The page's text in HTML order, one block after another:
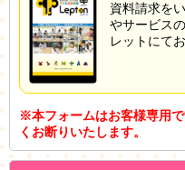
資料請求を
やサービス
レットにて
※本フォームはお客様専用
くお断りいたします。